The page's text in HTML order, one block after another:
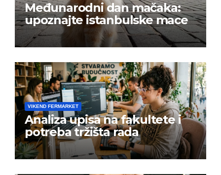
Međunarodni dan mačaka:
upoznajte istanbulske mace
VIKEND FERMARKET
Analiza upisa na fakultete i
potreba tržišta rada